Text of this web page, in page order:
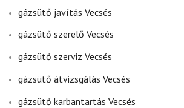
gázsütő javítás Vecsés
gázsütő szerelő Vecsés
gázsütő szerviz Vecsés
gázsütő átvizsgálás Vecsés
gázsütő karbantartás Vecsés